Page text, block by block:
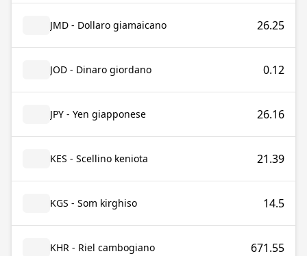
JMD - Dollaro giamaicano 26.25
JOD - Dinaro giordano 0.12
JPY - Yen giapponese 26.16
KES - Scellino keniota 21.39
KGS - Som kirghiso 14.5
KHR - Riel cambogiano 671.55